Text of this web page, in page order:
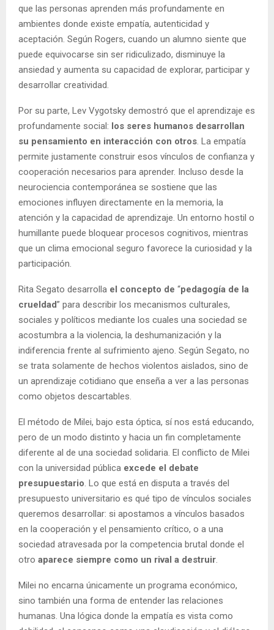
que las personas aprenden más profundamente en
ambientes donde existe empatía, autenticidad y
aceptación. Según Rogers, cuando un alumno siente que
puede equivocarse sin ser ridiculizado, disminuye la
ansiedad y aumenta su capacidad de explorar, participar y
desarrollar creatividad.
Por su parte, Lev Vygotsky demostró que el aprendizaje es
profundamente social: los seres humanos desarrollan
su pensamiento en interacción con otros. La empatía
permite justamente construir esos vínculos de confianza y
cooperación necesarios para aprender. Incluso desde la
neurociencia contemporánea se sostiene que las
emociones influyen directamente en la memoria, la
atención y la capacidad de aprendizaje. Un entorno hostil o
humillante puede bloquear procesos cognitivos, mientras
que un clima emocional seguro favorece la curiosidad y la
participación.
Rita Segato desarrolla el concepto de “pedagogía de la
crueldad” para describir los mecanismos culturales,
sociales y políticos mediante los cuales una sociedad se
acostumbra a la violencia, la deshumanización y la
indiferencia frente al sufrimiento ajeno. Según Segato, no
se trata solamente de hechos violentos aislados, sino de
un aprendizaje cotidiano que enseña a ver a las personas
como objetos descartables.
El método de Milei, bajo esta óptica, sí nos está educando,
pero de un modo distinto y hacia un fin completamente
diferente al de una sociedad solidaria. El conflicto de Milei
con la universidad pública excede el debate
presupuestario. Lo que está en disputa a través del
presupuesto universitario es qué tipo de vínculos sociales
queremos desarrollar: si apostamos a vínculos basados
en la cooperación y el pensamiento crítico, o a una
sociedad atravesada por la competencia brutal donde el
otro aparece siempre como un rival a destruir.
Milei no encarna únicamente un programa económico,
sino también una forma de entender las relaciones
humanas. Una lógica donde la empatía es vista como